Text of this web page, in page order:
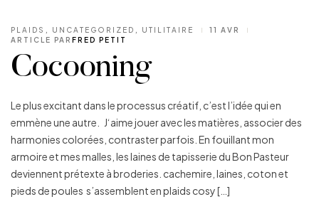
PLAIDS UNCATEGORIZED UTILITAIRE
11 AVR
ARTICLE PAR FRED PETIT
Cocooning
Le plus excitant dans le processus créatif, c’est l’idée qui en
emmène une autre. J‘aime jouer avec les matières, associer des
harmonies colorées, contraster parfois. En fouillant mon
armoire et mes malles, les laines de tapisserie du Bon Pasteur
deviennent prétexte à broderies. cachemire, laines, coton et
pieds de poules s’assemblent en plaids cosy […]